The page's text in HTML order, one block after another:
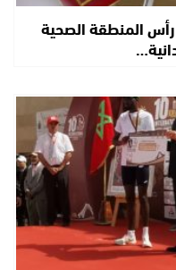
المنطقة الصحية